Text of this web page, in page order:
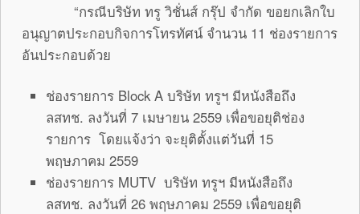
“กรณีบริษัท ทรู วิชั่นส์ กรุ๊ป จำกัด ขอยกเลิกใบ
อนุญาตประกอบกิจการโทรทัศน์ จำนวน 11 ช่องรายการ
อันประกอบด้วย
ช่องรายการ Block A บริษัท ทรูฯ มีหนังสือถึง
ลสทช. ลงวันที่ 7 เมษายน 2559 เพื่อขอยุติช่อง
รายการ โดยแจ้งว่า จะยุติตั้งแต่วันที่ 15
พฤษภาคม 2559
ช่องรายการ MUTV บริษัท ทรูฯ มีหนังสือถึง
ลสทช. ลงวันที่ 26 พฤษภาคม 2559 เพื่อขอยุติ